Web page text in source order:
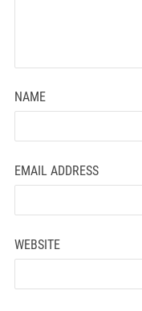
NAME
EMAIL ADDRESS
WEBSITE